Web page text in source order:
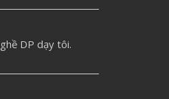
DP dạy tôi.